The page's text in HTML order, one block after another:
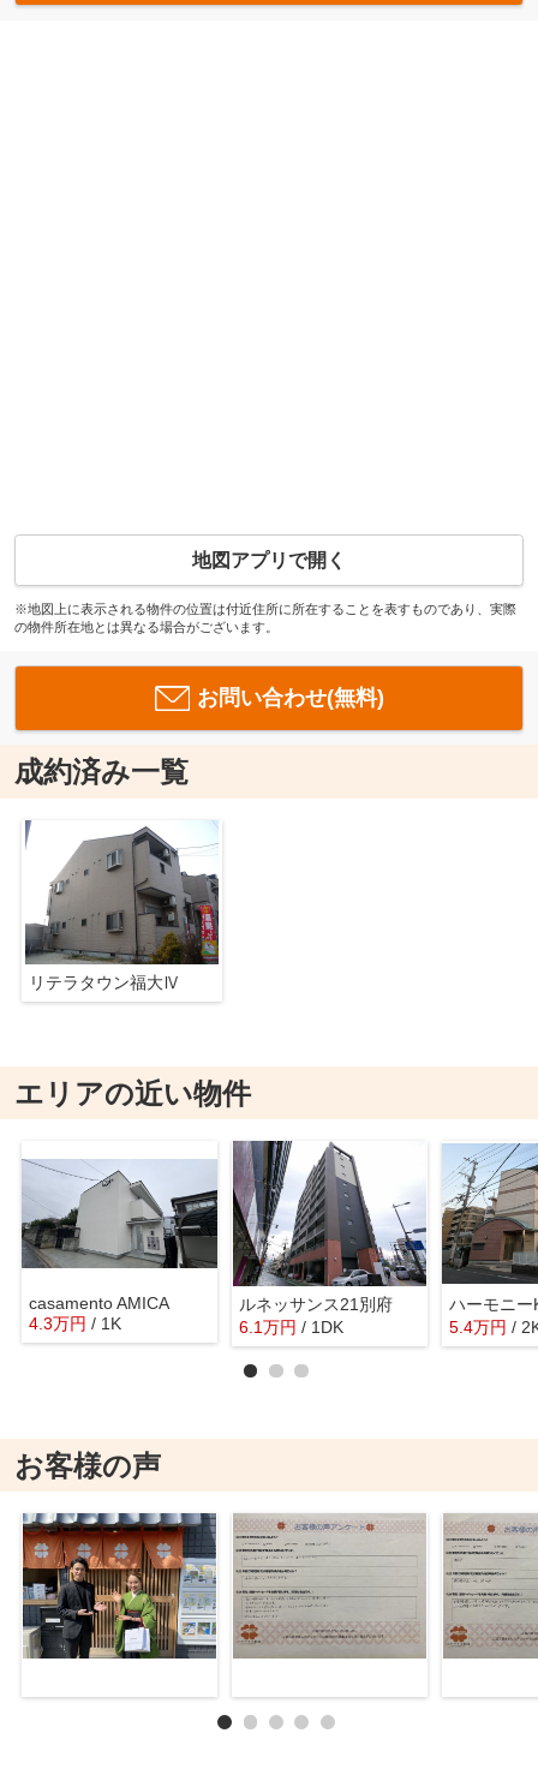
地図アプリで開く
※地図上に表示される物件の位置は付近住所に所在することを表すものであり、実際
の物件所在地とは異なる場合がございます。
お問い合わせ(無料)
成約済み一覧
リテラタウン福大Ⅳ
エリアの近い物件
casamento AMICA
4.3万円 / 1K
ルネッサンス21別府
6.1万円 / 1DK 5.4万円 /
お客様の声